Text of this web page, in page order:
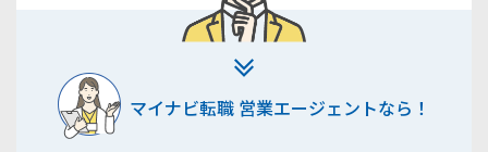
マイナビ転職 営業エージェントなら！